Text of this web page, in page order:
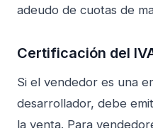
adeudo de cuotas de
Certificación del
Si el vendedor es una
desarrollador, debe
la venta. Para